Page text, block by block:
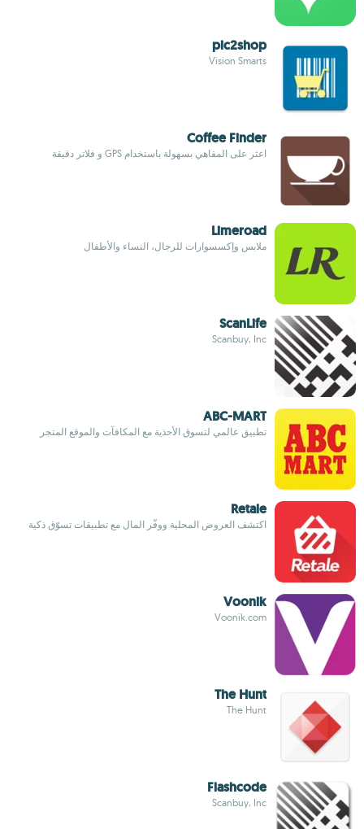
pic2shop
Vision Smarts
Coffee Finder
اعثر على المقاهي بسهولة باستخدام GPS و فلاتر دقيقة
Limeroad
ملابس وإكسسوارات للرجال، النساء والأطفال
ScanLife
Scanbuy, Inc
ABC-MART
تطبيق عالمي لتسوق الأحذية مع المكافآت والموقع المتجر
Retale
اكتشف العروض المحلية ووفّر المال مع تطبيقات تسوّق ذكية
Voonik
Voonik.com
The Hunt
The Hunt
Flashcode
Scanbuy, Inc